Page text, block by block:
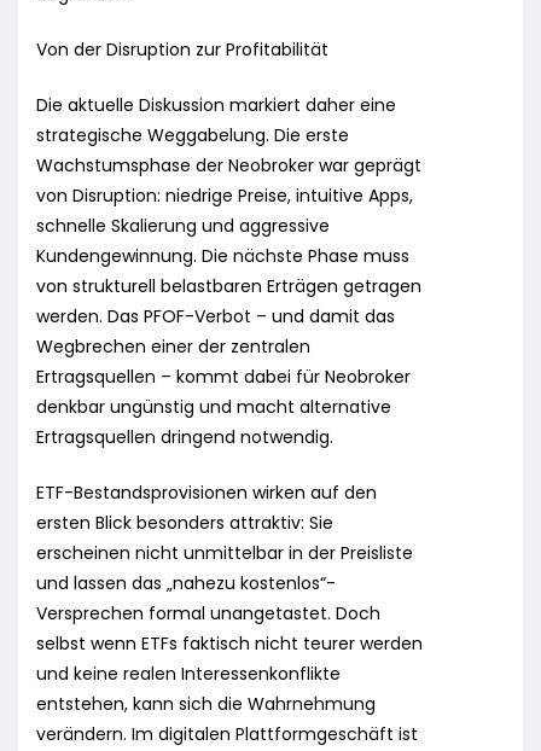
Von der Disruption zur Profitabilität
Die aktuelle Diskussion markiert daher eine
strategische Weggabelung. Die erste
Wachstumsphase der Neobroker war geprägt
von Disruption: niedrige Preise, intuitive Apps,
schnelle Skalierung und aggressive
Kundengewinnung. Die nächste Phase muss
von strukturell belastbaren Erträgen getragen
werden. Das PFOF-Verbot – und damit das
Wegbrechen einer der zentralen
Ertragsquellen – kommt dabei für Neobroker
denkbar ungünstig und macht alternative
Ertragsquellen dringend notwendig.
ETF-Bestandsprovisionen wirken auf den
ersten Blick besonders attraktiv: Sie
erscheinen nicht unmittelbar in der Preisliste
und lassen das „nahezu kostenlos“-
Versprechen formal unangetastet. Doch
selbst wenn ETFs faktisch nicht teurer werden
und keine realen Interessenkonflikte
entstehen, kann sich die Wahrnehmung
verändern. Im digitalen Plattformgeschäft ist